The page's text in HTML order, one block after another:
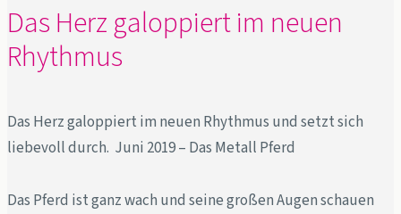
Das Herz galoppiert im neuen
Rhythmus
Das Herz galoppiert im neuen Rhythmus und setzt sich
liebevoll durch. Juni 2019 – Das Metall Pferd
Das Pferd ist ganz wach und seine großen Augen schauen